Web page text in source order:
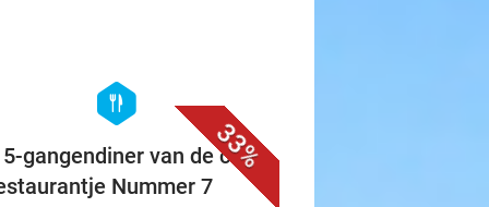
33%
hexagon
food
gangendiner van de chef
Nummer 7